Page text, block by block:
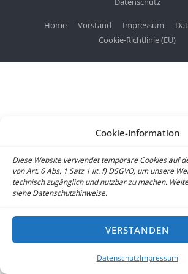
Cookie-Information
Diese Website verwendet temporäre Cookies auf
von Art. 6 Abs. 1 Satz 1 lit. f) DSGVO, um unsere
technisch zugänglich und nutzbar zu machen.
siehe Datenschutzhinweise.
VERSTANDEN
DatenschutzImpressum
Home Vorstand Impressum
Cookie-Richtlinie (EU)